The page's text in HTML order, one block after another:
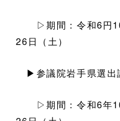
▷期間：令和6円10
26日（土）
▶参議院岩手県選出
▷期間：令和6年10